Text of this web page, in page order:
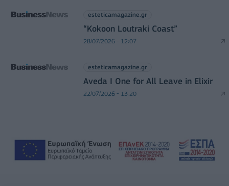
esteticamagazine.gr
“Kokoon Loutraki Coast”
28/07/2026 - 12:07
esteticamagazine.gr
Aveda I One for All Leave in Elixir
22/07/2026 - 13:20